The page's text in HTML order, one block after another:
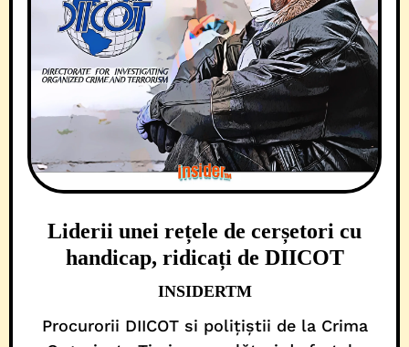
Liderii unei rețele de cerșetori cu
handicap, ridicați de DIICOT
INSIDERTM
Procurorii DIICOT si polițiștii de la Crima